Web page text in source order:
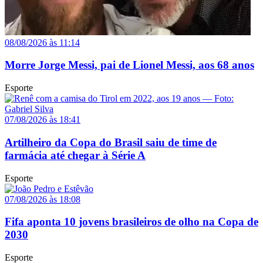
08/08/2026 às 11:14
Morre Jorge Messi, pai de Lionel Messi, aos 68 anos
Esporte
07/08/2026 às 18:41
Artilheiro da Copa do Brasil saiu de time de
farmácia até chegar à Série A
Esporte
07/08/2026 às 18:08
Fifa aponta 10 jovens brasileiros de olho na Copa de
2030
Esporte